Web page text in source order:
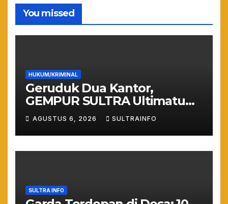
You missed
HUKUM/KRIMINAL
Geruduk Dua Kantor,
GEMPUR SULTRA Ultimatum
Keras: Lahan Puuwatu Siap
Diduduki Jika Tak Ada
Kepastian Hukum
AGUSTUS 6, 2026 SULTRAINFO
SULTRA INFO